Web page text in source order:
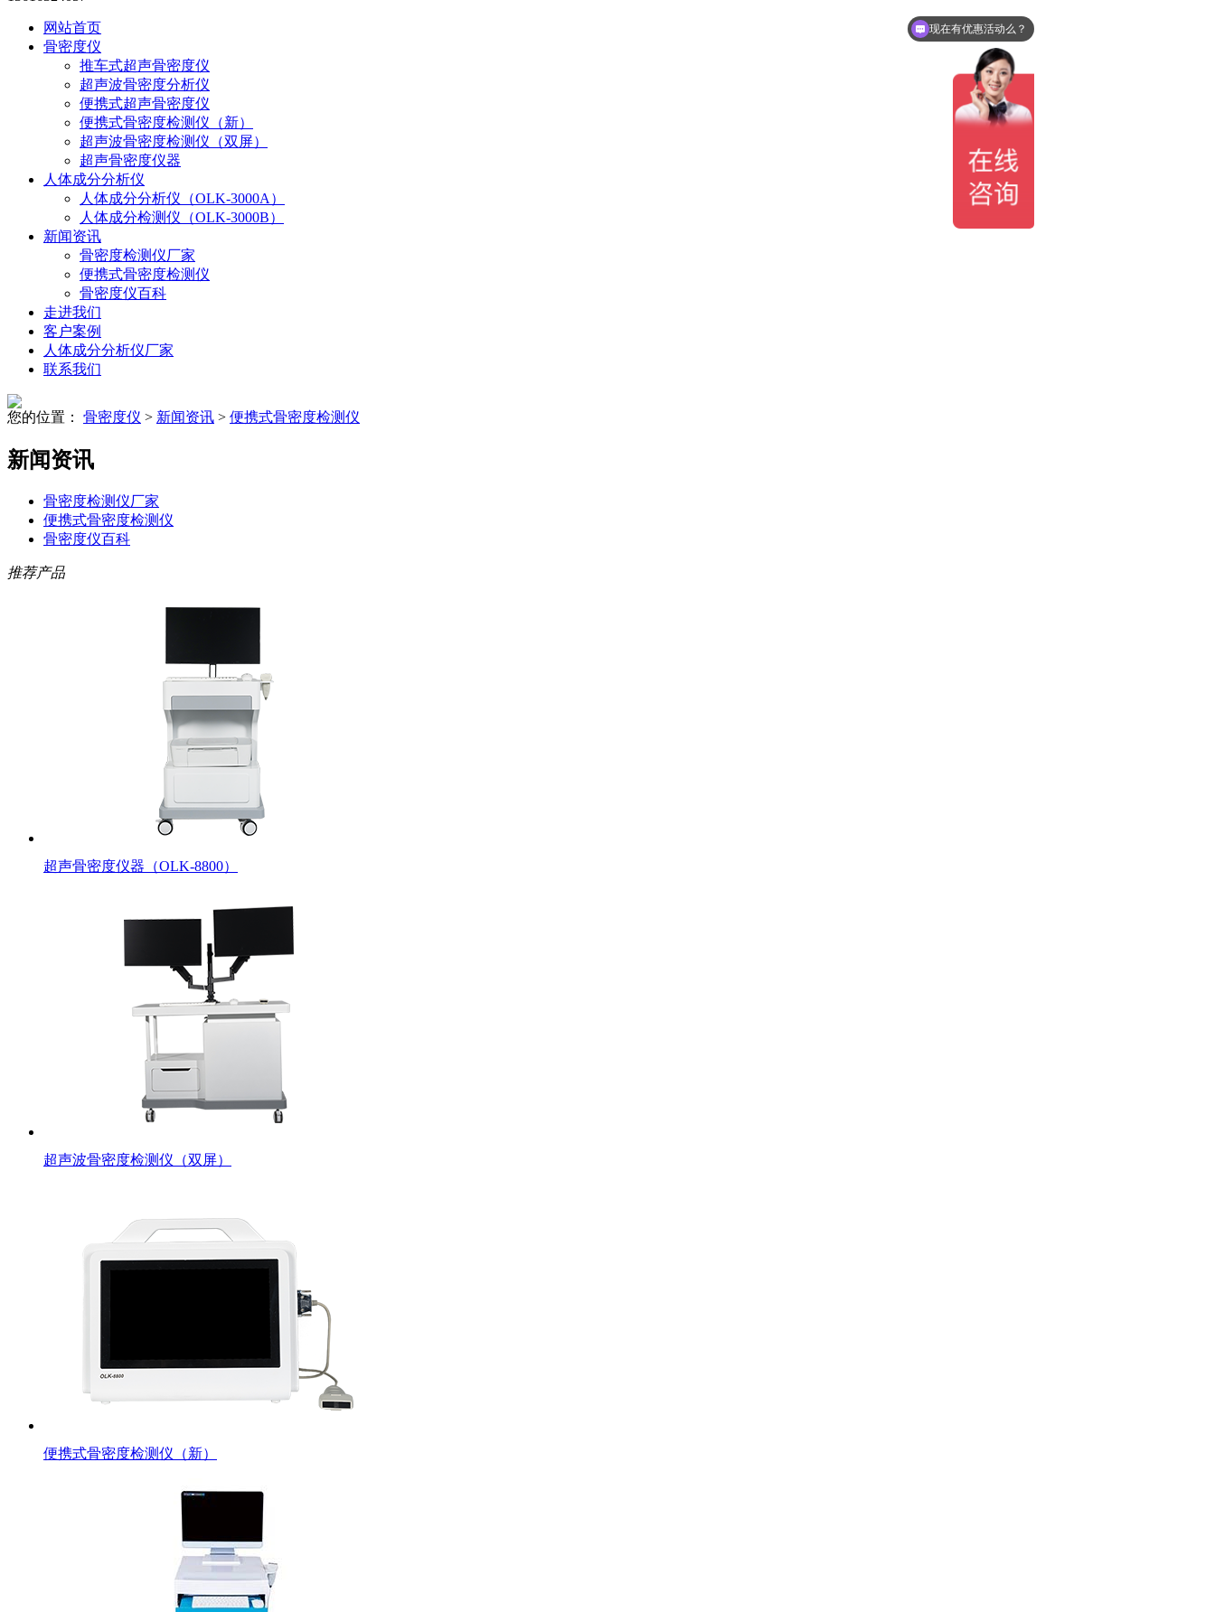
网站首页
骨密度仪
推车式超声骨密度仪
超声波骨密度分析仪
便携式超声骨密度仪
便携式骨密度检测仪（新）
超声波骨密度检测仪（双屏）
超声骨密度仪器
人体成分分析仪
人体成分分析仪（OLK-3000A）
人体成分检测仪（OLK-3000B）
新闻资讯
骨密度检测仪厂家
便携式骨密度检测仪
骨密度仪百科
走进我们
客户案例
人体成分分析仪厂家
联系我们
您的位置： 骨密度仪 > 新闻资讯 > 便携式骨密度检测仪
新闻资讯
骨密度检测仪厂家
便携式骨密度检测仪
骨密度仪百科
推荐产品
超声骨密度仪器（OLK-8800）
超声波骨密度检测仪（双屏）
便携式骨密度检测仪（新）
现在有优惠活动么？